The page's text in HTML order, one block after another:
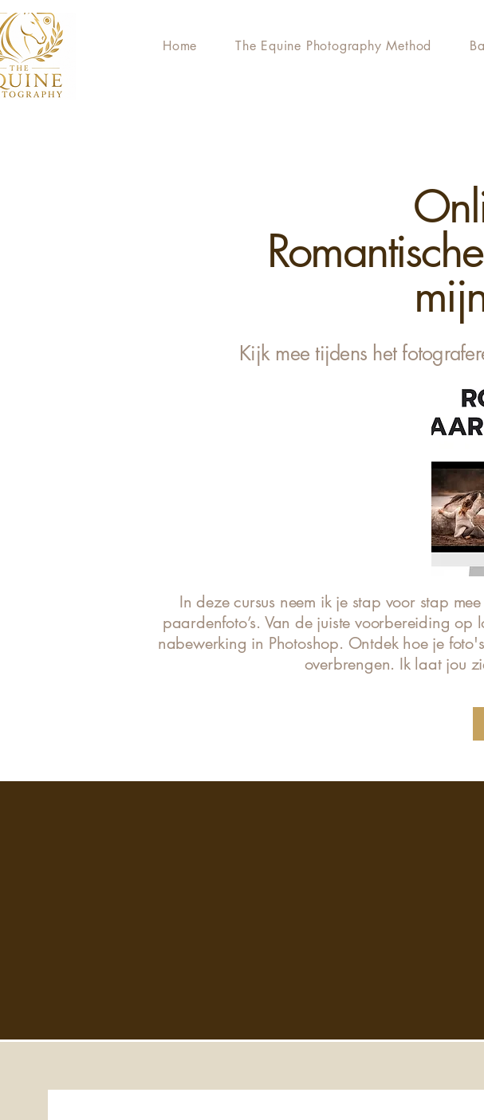
Home The Equine Photography Method
Kijk mee tijdens het
In deze cursus neem ik je stap voor stap
paardenfoto’s. Van de juiste voorbereiding
nabewerking in Photoshop. Ontdek hoe je
overbrengen. Ik laat jou